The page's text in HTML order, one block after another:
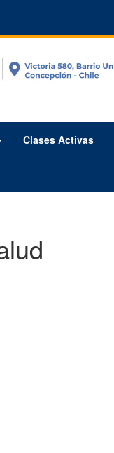
Clases Activas